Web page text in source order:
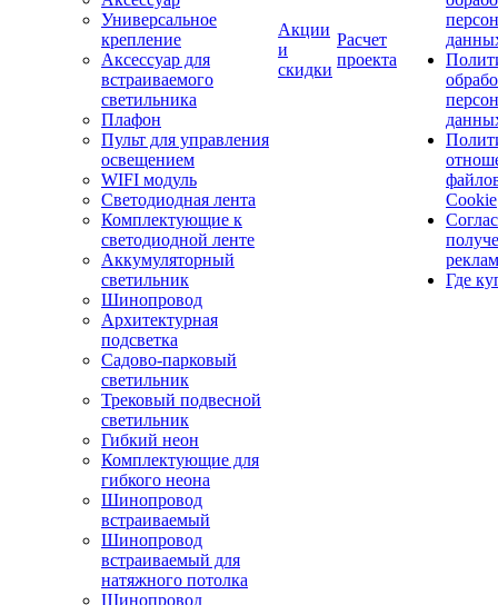
Универсальное
крепление
Аксессуар для
встраиваемого
светильника
Плафон
Пульт для управления
освещением
WIFI модуль
Светодиодная лента
Комплектующие к
светодиодной ленте
Аккумуляторный
светильник
Шинопровод
Архитектурная
подсветка
Садово-парковый
светильник
Трековый подвесной
светильник
Гибкий неон
Комплектующие для
гибкого неона
Шинопровод
встраиваемый
Шинопровод
встраиваемый для
натяжного потолка
Шинопровод
Акции
и
скидки
Расчет
проекта
Cookie
Где